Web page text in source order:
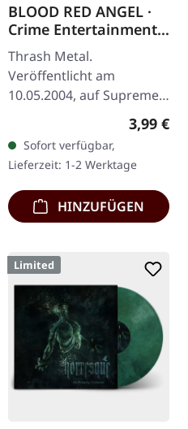
BLOOD RED ANGEL ·
Crime Entertainment |
CD
Thrash Metal.
Veröffentlicht am
10.05.2004, auf Supreme
Chaos Records. CD im
Jewelcase mit Booklet.
Das dritte Album der
Rhine Area Thrasher
bietet…
3,99 €
Sofort verfügbar,
Lieferzeit: 1-2 Werktage
HINZUFÜGEN
Limited